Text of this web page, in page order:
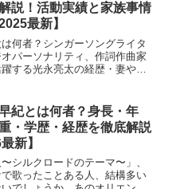
説！活動実績と家族事情
最新】
何者？シンガーソングライタ
パーソナリティ、作詞作曲家
する光永亮太の経歴・妻や結
紀とは何者？身長・年
・学歴・経歴を徹底解説
新】
〜シルクロードのテーマ〜」、
歌ったことある人、結構多い